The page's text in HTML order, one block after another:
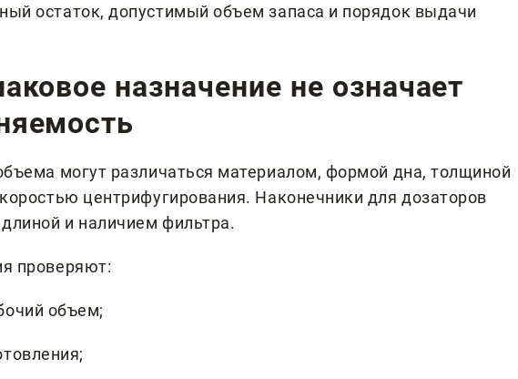
остаток, допустимый объем запаса и порядок выдачи
назначение не означает
могут различаться материалом, формой дна, толщиной
центрифугирования. Наконечники для дозаторов
и наличием фильтра.
проверяют:
объем;